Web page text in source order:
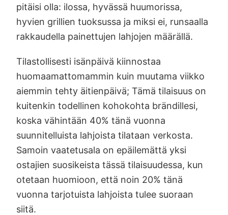
pitäisi olla: ilossa, hyvässä huumorissa,
hyvien grillien tuoksussa ja miksi ei, runsaalla
rakkaudella painettujen lahjojen määrällä.
Tilastollisesti isänpäivä kiinnostaa
huomaamattomammin kuin muutama viikko
aiemmin tehty äitienpäivä; Tämä tilaisuus on
kuitenkin todellinen kohokohta brändillesi,
koska vähintään 40% tänä vuonna
suunnitelluista lahjoista tilataan verkosta.
Samoin vaatetusala on epäilemättä yksi
ostajien suosikeista tässä tilaisuudessa, kun
otetaan huomioon, että noin 20% tänä
vuonna tarjotuista lahjoista tulee suoraan
siitä.